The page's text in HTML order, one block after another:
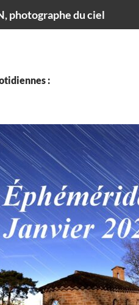
photographe du ciel
: